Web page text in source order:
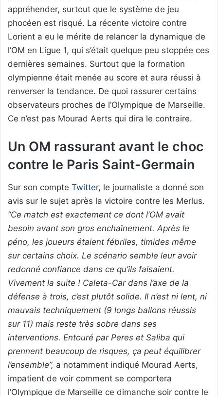
appréhender, surtout que le système de jeu
phocéen est risqué. La récente victoire contre
Lorient a eu le mérite de relancer la dynamique de
l’OM en Ligue 1, qui s’était quelque peu stoppée ces
dernières semaines. Surtout que la formation
olympienne était menée au score et aura réussi à
renverser la tendance. De quoi rassurer certains
observateurs proches de l’Olympique de Marseille.
Ce n’est pas Mourad Aerts qui dira le contraire.
Un OM rassurant avant le choc
contre le Paris Saint-Germain
Sur son compte Twitter, le journaliste a donné son
avis sur le sujet après la victoire contre les Merlus.
“Ce match est exactement ce dont l’OM avait
besoin avant son gros enchaînement. Après le
péno, les joueurs étaient fébriles, timides même
sur certains choix. Le scénario semble leur avoir
redonné confiance dans ce qu’ils faisaient.
Vivement la suite ! Caleta-Car dans l’axe de la
défense à trois, c’est plutôt solide. Il n’est ni lent, ni
mauvais techniquement (9 longs ballons réussis
sur 11) mais reste très sobre dans ses
interventions. Entouré par Peres et Saliba qui
prennent beaucoup de risques, ça peut équilibrer
l’ensemble”, a notamment indiqué Mourad Aerts,
impatient de voir comment se comportera
l’Olympique de Marseille ce dimanche soir contre le